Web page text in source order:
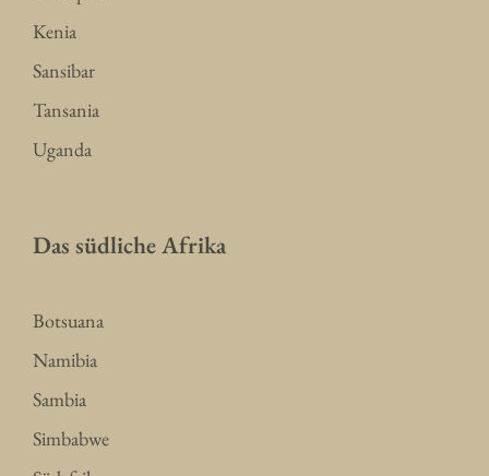
Kenia
Sansibar
Tansania
Uganda
Das südliche Afrika
Botsuana
Namibia
Sambia
Simbabwe